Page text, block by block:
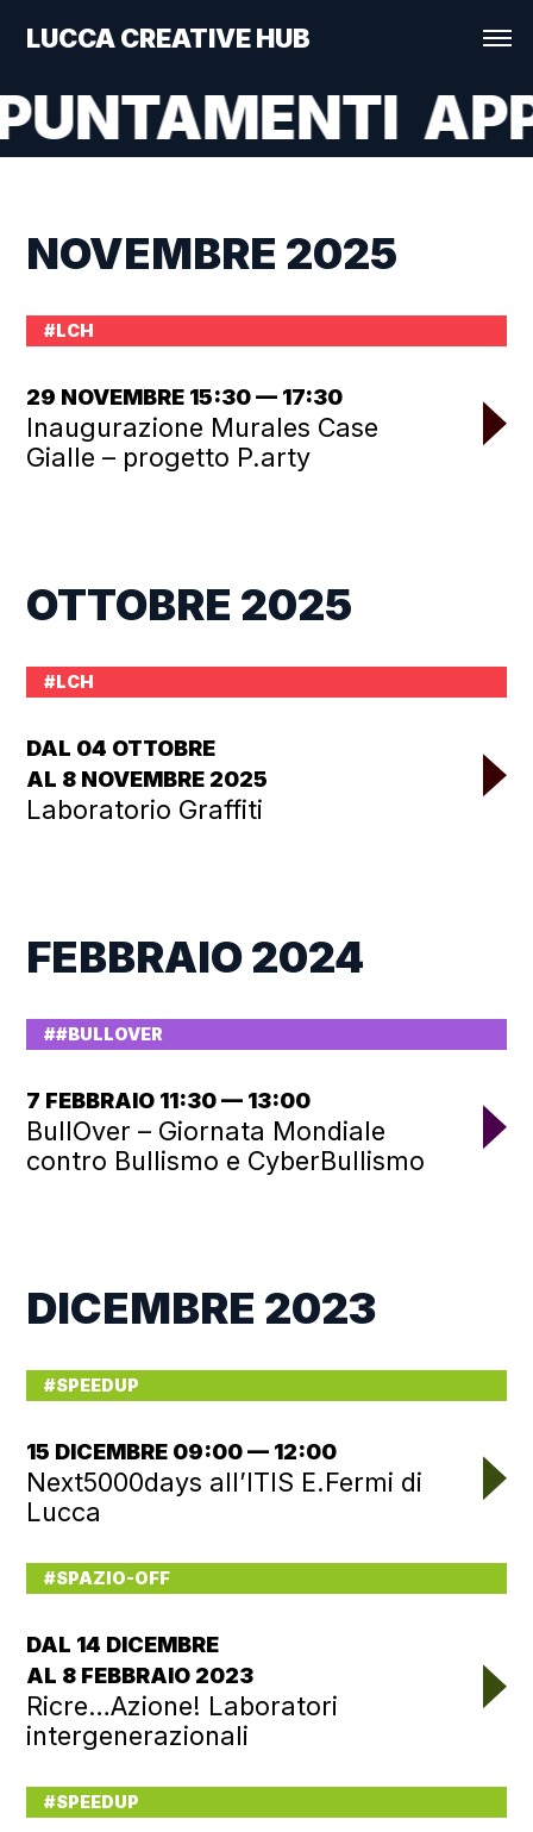
LUCCA CREATIVE HUB
NOVEMBRE 2025
#LCH
29 NOVEMBRE 15:30 — 17:30
Inaugurazione Murales Case
Gialle – progetto P.arty
OTTOBRE 2025
#LCH
DAL 04 OTTOBRE
AL 8 NOVEMBRE 2025
Laboratorio Graffiti
FEBBRAIO 2024
##BULLOVER
7 FEBBRAIO 11:30 — 13:00
BullOver – Giornata Mondiale
contro Bullismo e CyberBullismo
DICEMBRE 2023
#SPEEDUP
15 DICEMBRE 09:00 — 12:00
Next5000days all’ITIS E.Fermi di
Lucca
#SPAZIO-OFF
DAL 14 DICEMBRE
AL 8 FEBBRAIO 2023
Ricre…Azione! Laboratori
intergenerazionali
#SPEEDUP